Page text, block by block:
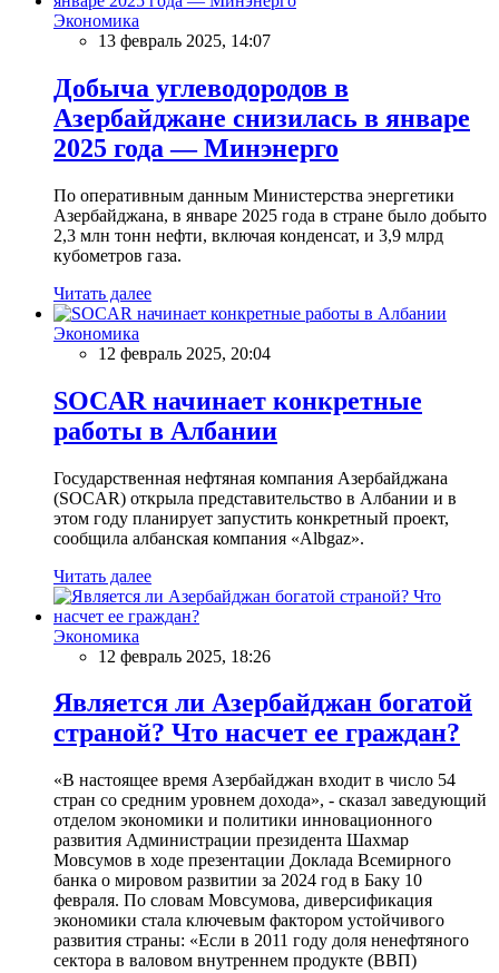
Экономика
13 февраль 2025, 14:07
Добыча углеводородов в
Азербайджане снизилась в январе
2025 года — Минэнерго
По оперативным данным Министерства энергетики
Азербайджана, в январе 2025 года в стране было добыто
2,3 млн тонн нефти, включая конденсат, и 3,9 млрд
кубометров газа.
Читать далее
Экономика
12 февраль 2025, 20:04
SOCAR начинает конкретные
работы в Албании
Государственная нефтяная компания Азербайджана
(SOCAR) открыла представительство в Албании и в
этом году планирует запустить конкретный проект,
сообщила албанская компания «Albgaz».
Читать далее
Экономика
12 февраль 2025, 18:26
Является ли Азербайджан богатой
страной? Что насчет ее граждан?
«В настоящее время Азербайджан входит в число 54
стран со средним уровнем дохода», - сказал заведующий
отделом экономики и политики инновационного
развития Администрации президента Шахмар
Мовсумов в ходе презентации Доклада Всемирного
банка о мировом развитии за 2024 год в Баку 10
февраля. По словам Мовсумова, диверсификация
экономики стала ключевым фактором устойчивого
развития страны: «Если в 2011 году доля ненефтяного
сектора в валовом внутреннем продукте (ВВП)